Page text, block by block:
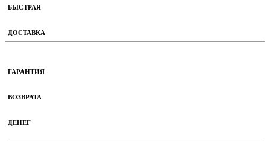
БЫСТРАЯ
ДОСТАВКА
ГАРАНТИЯ
ВОЗВРАТА
ДЕНЕГ